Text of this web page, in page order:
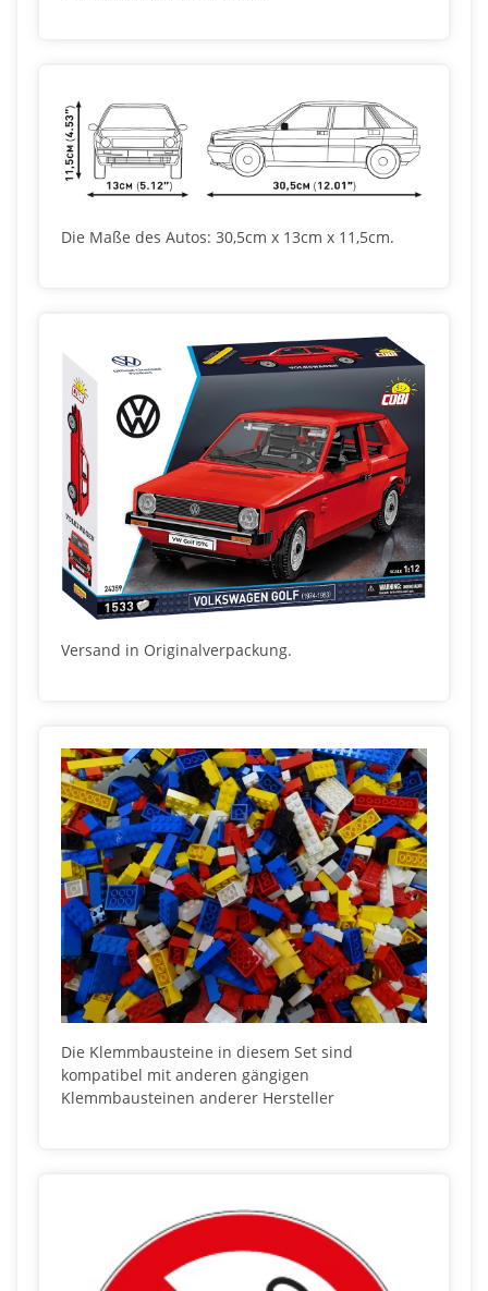
Die Maße des Autos: 30,5cm x 13cm x 11,5cm.
Versand in Originalverpackung.
Die Klemmbausteine in diesem Set sind
kompatibel mit anderen gängigen
Klemmbausteinen anderer Hersteller